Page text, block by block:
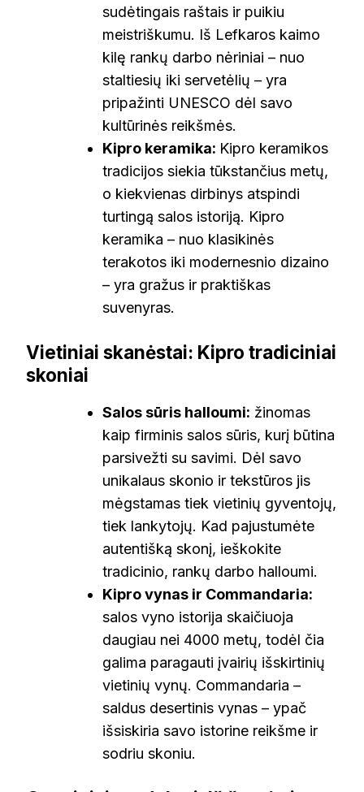
sudėtingais raštais ir puikiu
meistriškumu. Iš Lefkaros kaimo
kilę rankų darbo nėriniai – nuo
staltiesių iki servetėlių – yra
pripažinti UNESCO dėl savo
kultūrinės reikšmės.
Kipro keramika: Kipro keramikos
tradicijos siekia tūkstančius metų,
o kiekvienas dirbinys atspindi
turtingą salos istoriją. Kipro
keramika – nuo klasikinės
terakotos iki modernesnio dizaino
– yra gražus ir praktiškas
suvenyras.
Vietiniai skanėstai: Kipro tradiciniai
skoniai
Salos sūris halloumi: žinomas
kaip firminis salos sūris, kurį būtina
parsivežti su savimi. Dėl savo
unikalaus skonio ir tekstūros jis
mėgstamas tiek vietinių gyventojų,
tiek lankytojų. Kad pajustumėte
autentišką skonį, ieškokite
tradicinio, rankų darbo halloumi.
Kipro vynas ir Commandaria:
salos vyno istorija skaičiuoja
daugiau nei 4000 metų, todėl čia
galima paragauti įvairių išskirtinių
vietinių vynų. Commandaria –
saldus desertinis vynas – ypač
išsiskiria savo istorine reikšme ir
sodriu skoniu.